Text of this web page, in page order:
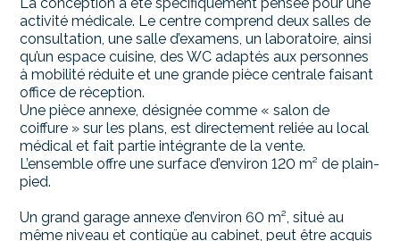
activité médicale. Le centre comprend deux salles de
consultation, une salle d’examens, un laboratoire, ainsi
qu’un espace cuisine, des WC adaptés aux personnes
à mobilité réduite et une grande pièce centrale faisant
office de réception.
Une pièce annexe, désignée comme « salon de
coiffure » sur les plans, est directement reliée au local
médical et fait partie intégrante de la vente.
L’ensemble offre une surface d’environ 120 m² de plain-
pied.
Un grand garage annexe d’environ 60 m², situé au
même niveau et contigüe au cabinet, peut être acquis